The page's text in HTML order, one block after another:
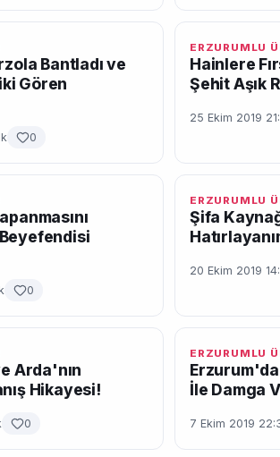
Bantladı ve
Gören
0
ERZURUMLU
Hainlere
Şehit Aşık
25 Ekim 2019
0
ERZURUMLU
Şifa
20 Ekim 2019
Arda'nın
Hikayesi!
0
ERZURUMLU
İle Damga
7 Ekim 2019